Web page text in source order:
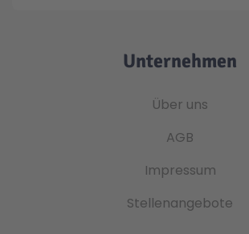
Unternehmen
Über uns
AGB
Impressum
Stellenangebote